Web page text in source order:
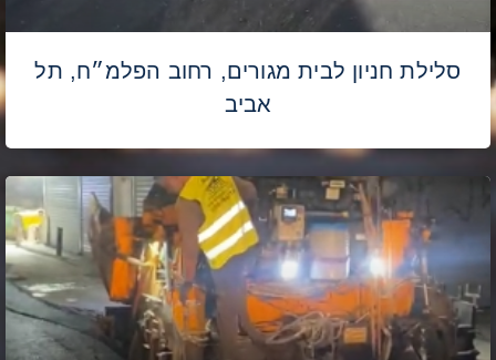
סלילת חניון לבית מגורים, רחוב הפלמ״ח, תל
אביב